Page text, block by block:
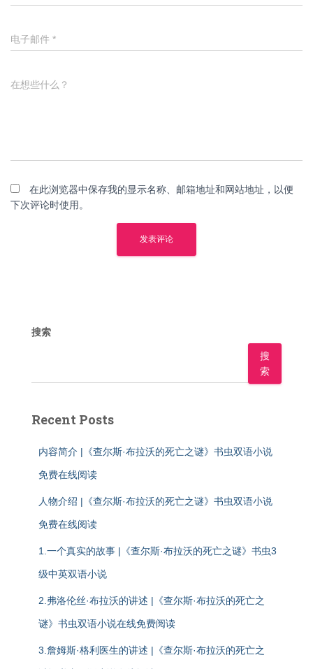
电子邮件 *
在想些什么？
在此浏览器中保存我的显示名称、邮箱地址和网站地址，以便
下次评论时使用。
搜索
搜
索
Recent Posts
内容简介 |《查尔斯·布拉沃的死亡之谜》书虫双语小说
免费在线阅读
人物介绍 |《查尔斯·布拉沃的死亡之谜》书虫双语小说
免费在线阅读
1.一个真实的故事 |《查尔斯·布拉沃的死亡之谜》书虫3
级中英双语小说
2.弗洛伦丝·布拉沃的讲述 |《查尔斯·布拉沃的死亡之
谜》书虫双语小说在线免费阅读
3.詹姆斯·格利医生的讲述 |《查尔斯·布拉沃的死亡之